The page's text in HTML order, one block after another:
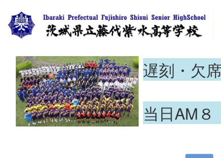
遅刻・欠
当日AM